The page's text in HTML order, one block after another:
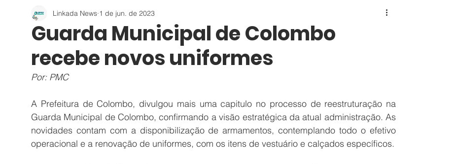
Policial Bocaiúva do Sul Litoral
Guarda Municipal de Colombo
recebe novos uniformes
Linkada News 1 de jun. de 2023
Por: PMC
A Prefeitura de Colombo, divulgou mais uma capitulo no processo de reestruturação na
Guarda Municipal de Colombo, confirmando a visão estratégica da atual administração. As
novidades contam com a disponibilização de armamentos, contemplando todo o efetivo
operacional e a renovação de uniformes, com os itens de vestuário e calçados específicos.